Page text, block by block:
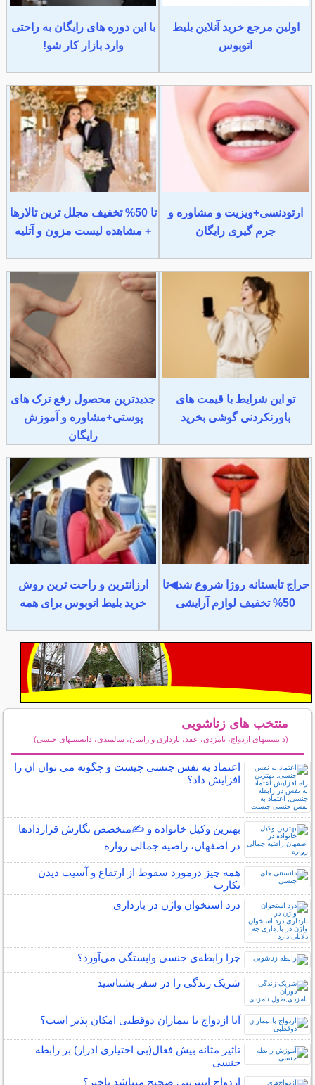
اولین مرجع خرید آنلاین بلیط
اتوبوس
با این دوره های رایگان به راحتی
وارد بازار کار شو!
ارتودنسی+ویزیت و مشاوره و
جرم گیری رایگان
تا 50% تخفیف مجلل ترین تالارها
+ مشاهده لیست مزون و آتلیه
تو این شرایط با قیمت های
باورنکردنی گوشی بخرید
جدیدترین محصول رفع ترک های
پوستی+مشاوره و آموزش
رایگان
حراج تابستانه روژا شروع شد◀تا
50% تخفیف لوازم آرایشی
ارزانترین و راحت ترین روش
خرید بلیط اتوبوس برای همه
منتخب های زناشویی
(دانستنیهای ازدواج، نامزدی، عقد، بارداری و زایمان، سالمندی، دانستنیهای جنسی)
اعتماد به نفس جنسی چیست و چگونه می توان آن را
افزایش داد؟
بهترین وکیل خانواده و ✍️متخصص نگارش قراردادها
در اصفهان، راضیه جمالی زواره
همه چیز درمورد سقوط از ارتفاع و آسیب دیدن
بکارت
درد استخوان واژن در بارداری
چرا رابطه‌ی جنسی وابستگی می‌آورد؟
شریک زندگی را در سفر بشناسید
آیا ازدواج با بیماران دوقطبی امکان پذیر است؟
تاثیر مثانه بیش فعال(بی اختیاری ادرار) بر رابطه
جنسی
ازدواج اینترنتی صحیح میباشد یاخیر؟